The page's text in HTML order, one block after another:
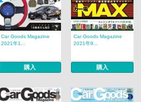
Car Goods Magazine
2021年1...
購入
Car Goods Magazine
2021年9...
購入